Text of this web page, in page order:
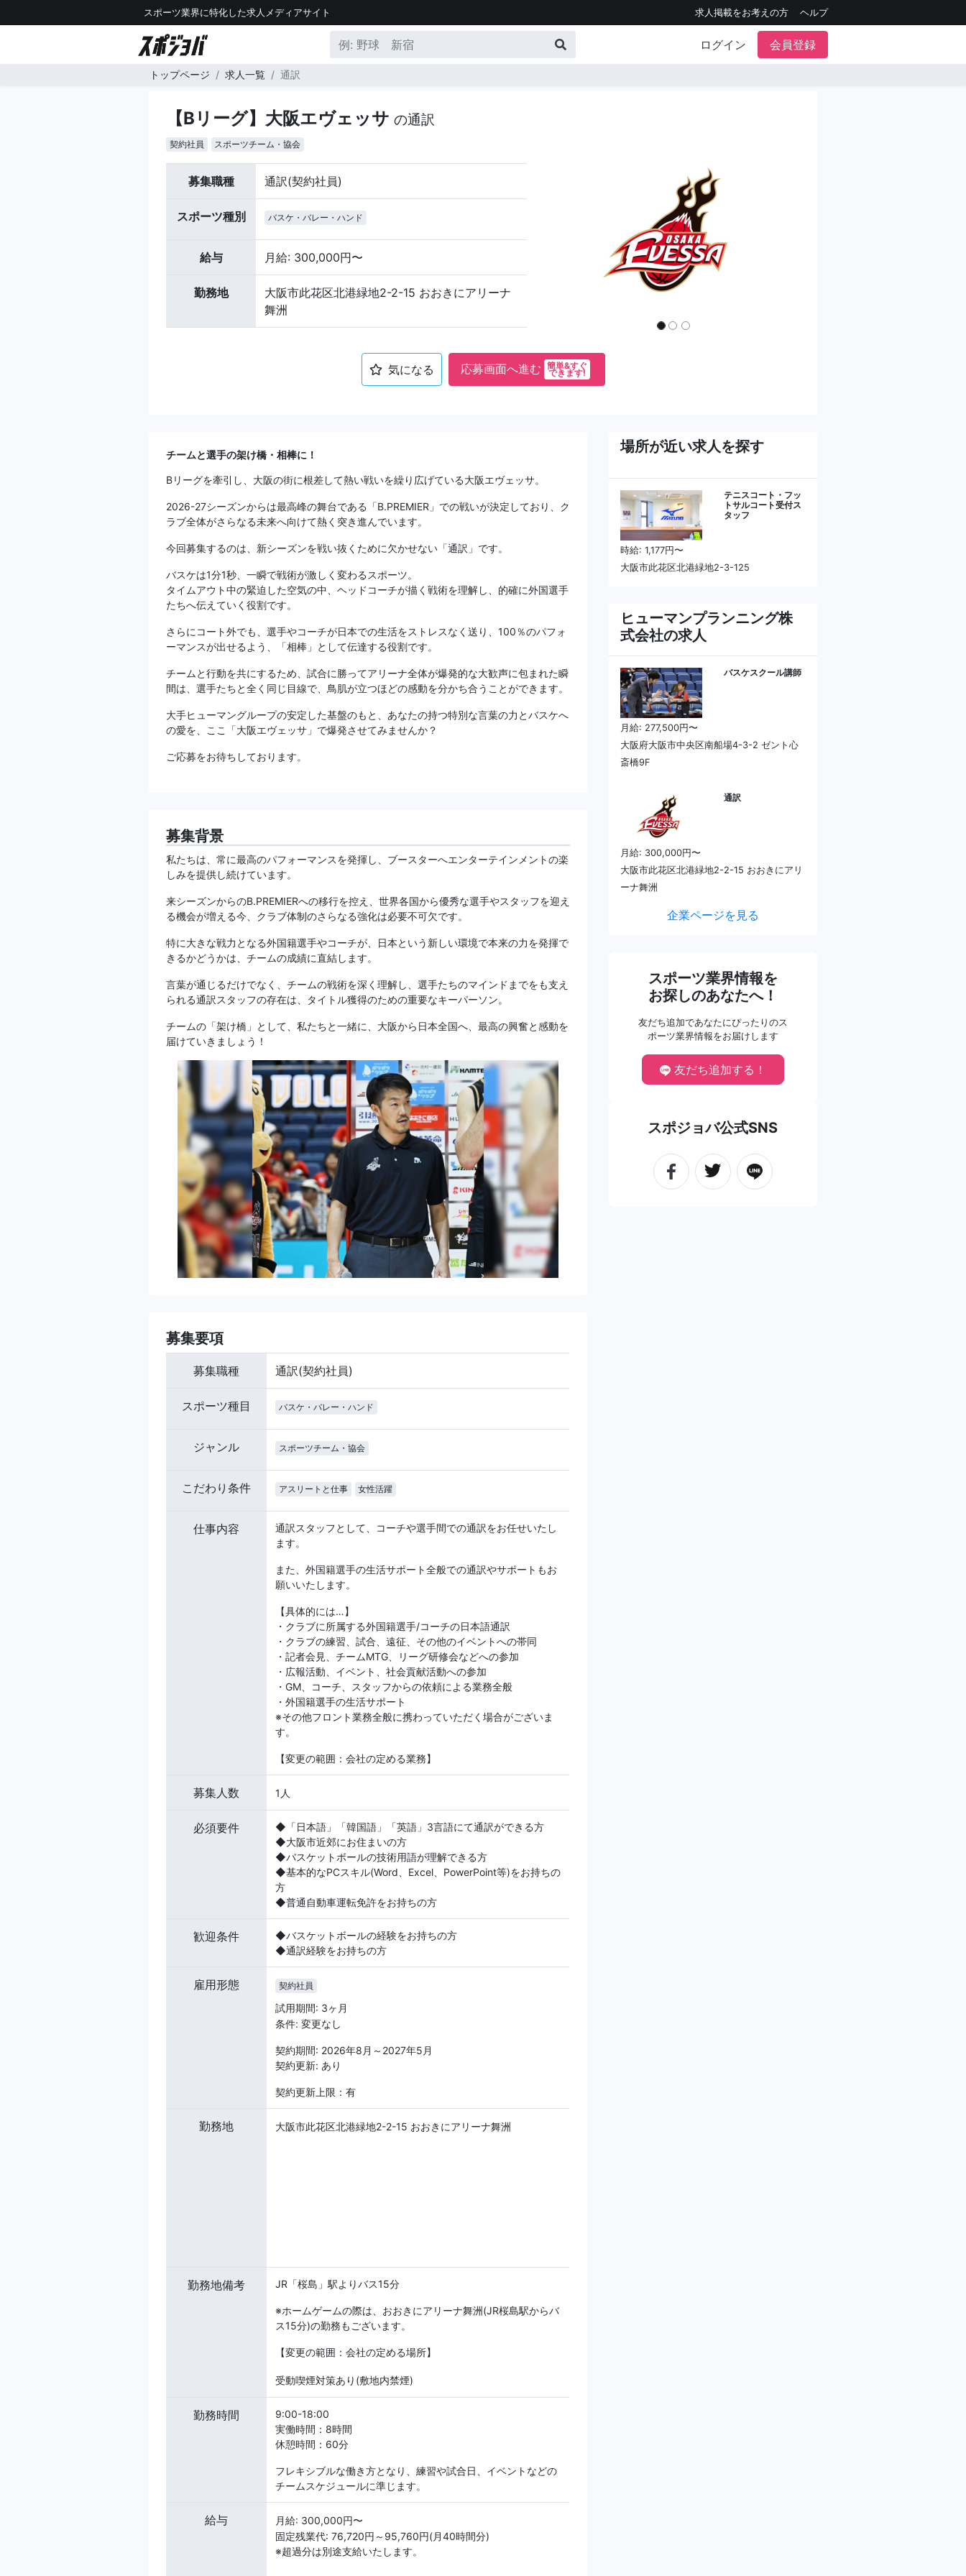
スポーツ業界に特化した求人メディアサイト 求人掲載をお考えの方 ヘルプ
ログイン 会員登録
トップページ 求人一覧 通訳
【Bリーグ】大阪エヴェッサ の通訳
契約社員 スポーツチーム・協会
募集職種 通訳(契約社員)
スポーツ種別 バスケ・バレー・ハンド
給与 月給: 300,000円〜
勤務地
大阪市此花区北港緑地2-2-15 おおきにアリーナ
舞洲
気になる 応募画面へ進む 簡単&すぐ
できます!
チームと選手の架け橋・相棒に！
Bリーグを牽引し、大阪の街に根差して熱い戦いを繰り広げている大阪エヴェッサ。
2026-27シーズンからは最高峰の舞台である「B.PREMIER」での戦いが決定しており、ク
ラブ全体がさらなる未来へ向けて熱く突き進んでいます。
今回募集するのは、新シーズンを戦い抜くために欠かせない「通訳」です。
バスケは1分1秒、一瞬で戦術が激しく変わるスポーツ。
タイムアウト中の緊迫した空気の中、ヘッドコーチが描く戦術を理解し、的確に外国選手
たちへ伝えていく役割です。
さらにコート外でも、選手やコーチが日本での生活をストレスなく送り、100％のパフォ
ーマンスが出せるよう、「相棒」として伝達する役割です。
チームと行動を共にするため、試合に勝ってアリーナ全体が爆発的な大歓声に包まれた瞬
間は、選手たちと全く同じ目線で、鳥肌が立つほどの感動を分かち合うことができます。
大手ヒューマングループの安定した基盤のもと、あなたの持つ特別な言葉の力とバスケへ
の愛を、ここ「大阪エヴェッサ」で爆発させてみませんか？
ご応募をお待ちしております。
募集背景
私たちは、常に最高のパフォーマンスを発揮し、ブースターへエンターテインメントの楽
しみを提供し続けています。
来シーズンからのB.PREMIERへの移行を控え、世界各国から優秀な選手やスタッフを迎え
る機会が増える今、クラブ体制のさらなる強化は必要不可欠です。
特に大きな戦力となる外国籍選手やコーチが、日本という新しい環境で本来の力を発揮で
きるかどうかは、チームの成績に直結します。
言葉が通じるだけでなく、チームの戦術を深く理解し、選手たちのマインドまでをも支え
られる通訳スタッフの存在は、タイトル獲得のための重要なキーパーソン。
チームの「架け橋」として、私たちと一緒に、大阪から日本全国へ、最高の興奮と感動を
届けていきましょう！
募集要項
募集職種 通訳(契約社員)
スポーツ種目 バスケ・バレー・ハンド
ジャンル スポーツチーム・協会
こだわり条件 アスリートと仕事 女性活躍
仕事内容
通訳スタッフとして、コーチや選手間での通訳をお任せいたし
ます。
また、外国籍選手の生活サポート全般での通訳やサポートもお
願いいたします。
【具体的には…】
・クラブに所属する外国籍選手/コーチの日本語通訳
・クラブの練習、試合、遠征、その他のイベントへの帯同
・記者会見、チームMTG、リーグ研修会などへの参加
・広報活動、イベント、社会貢献活動への参加
・GM、コーチ、スタッフからの依頼による業務全般
・外国籍選手の生活サポート
※その他フロント業務全般に携わっていただく場合がございま
す。
【変更の範囲：会社の定める業務】
募集人数 1人
必須要件
◆「日本語」「韓国語」「英語」3言語にて通訳ができる方
◆大阪市近郊にお住まいの方
◆バスケットボールの技術用語が理解できる方
◆基本的なPCスキル(Word、Excel、PowerPoint等)をお持ちの
方
◆普通自動車運転免許をお持ちの方
歓迎条件
◆バスケットボールの経験をお持ちの方
◆通訳経験をお持ちの方
雇用形態 契約社員
試用期間: 3ヶ月
条件: 変更なし
契約期間: 2026年8月～2027年5月
契約更新: あり
契約更新上限：有
勤務地 大阪市此花区北港緑地2-2-15 おおきにアリーナ舞洲
勤務地備考 JR「桜島」駅よりバス15分
※ホームゲームの際は、おおきにアリーナ舞洲(JR桜島駅からバ
ス15分)の勤務もございます。
【変更の範囲：会社の定める場所】
受動喫煙対策あり(敷地内禁煙)
勤務時間
9:00-18:00
実働時間：8時間
休憩時間：60分
フレキシブルな働き方となり、練習や試合日、イベントなどの
チームスケジュールに準じます。
給与
月給: 300,000円〜
固定残業代: 76,720円～95,760円(月40時間分)
※超過分は別途支給いたします。
場所が近い求人を探す
テニスコート・フッ
トサルコート受付ス
タッフ
時給: 1,177円〜
大阪市此花区北港緑地2-3-125
ヒューマンプランニング株
式会社の求人
バスケスクール講師
月給: 277,500円〜
大阪府大阪市中央区南船場4-3-2 ゼント心
斎橋9F
通訳
月給: 300,000円〜
大阪市此花区北港緑地2-2-15 おおきにアリ
ーナ舞洲
企業ページを見る
スポーツ業界情報を
お探しのあなたへ！
友だち追加であなたにぴったりのス
ポーツ業界情報をお届けします
友だち追加する！
スポジョバ公式SNS